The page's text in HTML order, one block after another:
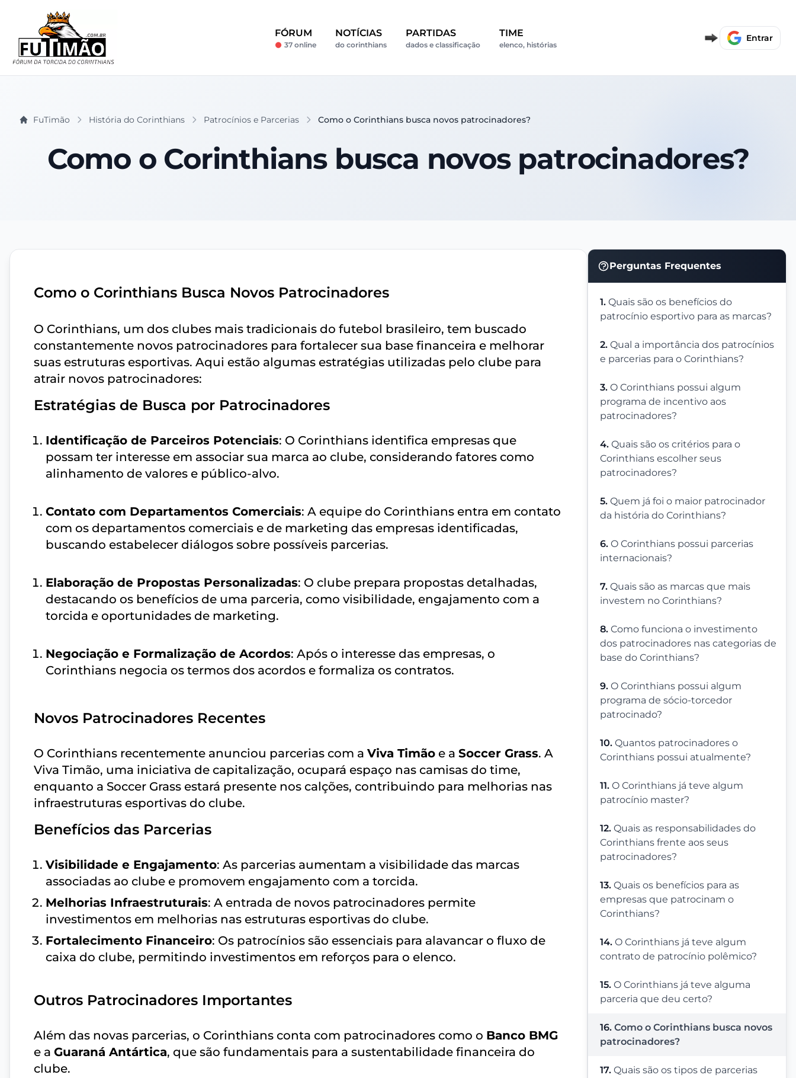
FÓRUM
37 online
NOTÍCIAS
do corinthians
PARTIDAS
dados e classificação
TIME
elenco, histórias
Entrar
FuTimão História do Corinthians Patrocínios e Parcerias Como o Corinthians busca novos patrocinadores?
Como o Corinthians busca novos patrocinadores?
Perguntas Frequentes
1. Quais são os benefícios do
patrocínio esportivo para as marcas?
2. Qual a importância dos patrocínios
e parcerias para o Corinthians?
3. O Corinthians possui algum
programa de incentivo aos
patrocinadores?
4. Quais são os critérios para o
Corinthians escolher seus
patrocinadores?
5. Quem já foi o maior patrocinador
da história do Corinthians?
6. O Corinthians possui parcerias
internacionais?
7. Quais são as marcas que mais
investem no Corinthians?
8. Como funciona o investimento
dos patrocinadores nas categorias de
base do Corinthians?
9. O Corinthians possui algum
programa de sócio-torcedor
patrocinado?
10. Quantos patrocinadores o
Corinthians possui atualmente?
11. O Corinthians já teve algum
patrocínio master?
12. Quais as responsabilidades do
Corinthians frente aos seus
patrocinadores?
13. Quais os benefícios para as
empresas que patrocinam o
Corinthians?
14. O Corinthians já teve algum
contrato de patrocínio polêmico?
15. O Corinthians já teve alguma
parceria que deu certo?
16. Como o Corinthians busca novos
patrocinadores?
17. Quais são os tipos de parcerias
Como o Corinthians Busca Novos Patrocinadores
O Corinthians, um dos clubes mais tradicionais do futebol brasileiro, tem buscado
constantemente novos patrocinadores para fortalecer sua base financeira e melhorar
suas estruturas esportivas. Aqui estão algumas estratégias utilizadas pelo clube para
atrair novos patrocinadores:
Estratégias de Busca por Patrocinadores
Identificação de Parceiros Potenciais: O Corinthians identifica empresas que
possam ter interesse em associar sua marca ao clube, considerando fatores como
alinhamento de valores e público-alvo.
Contato com Departamentos Comerciais: A equipe do Corinthians entra em contato
com os departamentos comerciais e de marketing das empresas identificadas,
buscando estabelecer diálogos sobre possíveis parcerias.
Elaboração de Propostas Personalizadas: O clube prepara propostas detalhadas,
destacando os benefícios de uma parceria, como visibilidade, engajamento com a
torcida e oportunidades de marketing.
Negociação e Formalização de Acordos: Após o interesse das empresas, o
Corinthians negocia os termos dos acordos e formaliza os contratos.
Novos Patrocinadores Recentes
O Corinthians recentemente anunciou parcerias com a Viva Timão e a Soccer Grass. A
Viva Timão, uma iniciativa de capitalização, ocupará espaço nas camisas do time,
enquanto a Soccer Grass estará presente nos calções, contribuindo para melhorias nas
infraestruturas esportivas do clube.
Benefícios das Parcerias
Visibilidade e Engajamento: As parcerias aumentam a visibilidade das marcas
associadas ao clube e promovem engajamento com a torcida.
Melhorias Infraestruturais: A entrada de novos patrocinadores permite
investimentos em melhorias nas estruturas esportivas do clube.
Fortalecimento Financeiro: Os patrocínios são essenciais para alavancar o fluxo de
caixa do clube, permitindo investimentos em reforços para o elenco.
Outros Patrocinadores Importantes
Além das novas parcerias, o Corinthians conta com patrocinadores como o Banco BMG
e a Guaraná Antártica, que são fundamentais para a sustentabilidade financeira do
clube.